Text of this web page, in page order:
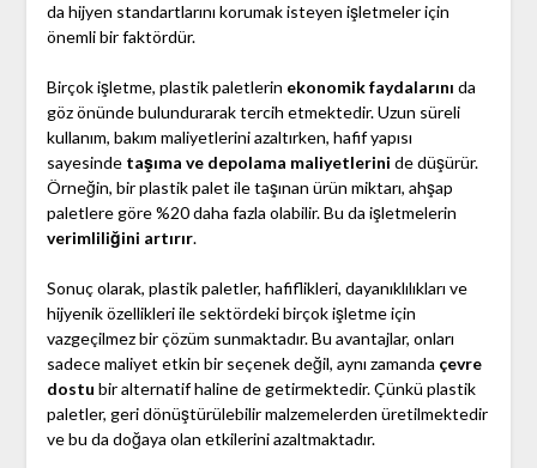
da hijyen standartlarını korumak isteyen işletmeler için
önemli bir faktördür.
Birçok işletme, plastik paletlerin ekonomik faydalarını da
göz önünde bulundurarak tercih etmektedir. Uzun süreli
kullanım, bakım maliyetlerini azaltırken, hafif yapısı
sayesinde taşıma ve depolama maliyetlerini de düşürür.
Örneğin, bir plastik palet ile taşınan ürün miktarı, ahşap
paletlere göre %20 daha fazla olabilir. Bu da işletmelerin
verimliliğini artırır.
Sonuç olarak, plastik paletler, hafiflikleri, dayanıklılıkları ve
hijyenik özellikleri ile sektördeki birçok işletme için
vazgeçilmez bir çözüm sunmaktadır. Bu avantajlar, onları
sadece maliyet etkin bir seçenek değil, aynı zamanda çevre
dostu bir alternatif haline de getirmektedir. Çünkü plastik
paletler, geri dönüştürülebilir malzemelerden üretilmektedir
ve bu da doğaya olan etkilerini azaltmaktadır.